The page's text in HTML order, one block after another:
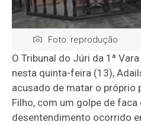
Foto: reprodução
O Tribunal do Júri da 1ª
nesta quinta-feira (13),
acusado de matar o próprio
Filho, com um golpe de faca
desentendimento ocorrido